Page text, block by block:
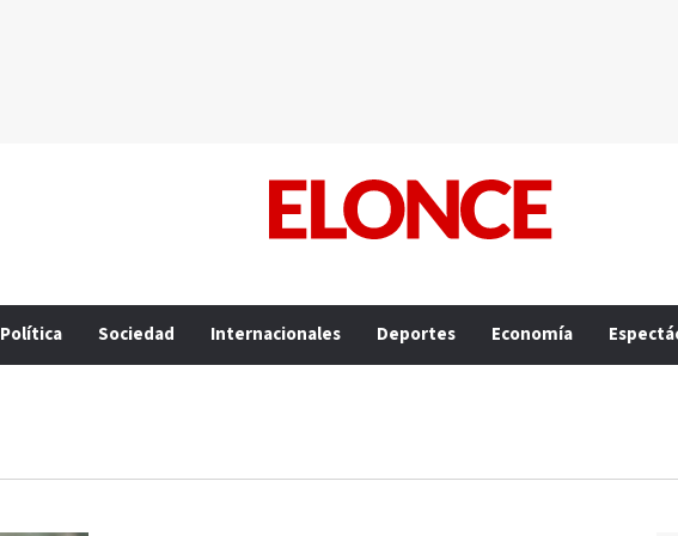
Política Sociedad Internacionales Deportes Economía